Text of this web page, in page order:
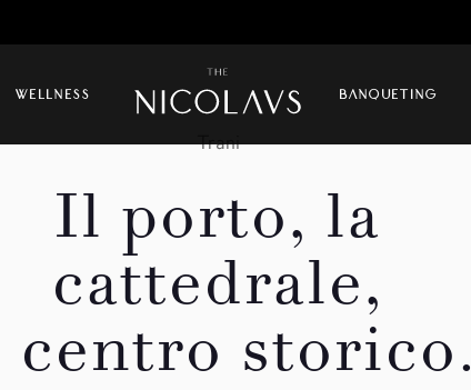
WELLNESS BANQUETING
Trani
Il porto, la
cattedrale,
storico.